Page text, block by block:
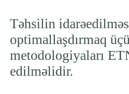
Təhsilin
optimallaşdırmaq
metodologiyaları
edilməlidir.